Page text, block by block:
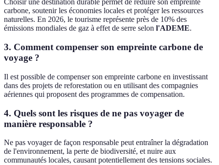
Choisir une destination durable permet de réduire son empreinte
carbone, soutenir les économies locales et protéger les ressources
naturelles. En 2026, le tourisme représente près de 10% des
émissions mondiales de gaz à effet de serre selon l'ADEME.
3. Comment compenser son empreinte carbone de
voyage ?
Il est possible de compenser son empreinte carbone en investissant
dans des projets de reforestation ou en utilisant des compagnies
aériennes qui proposent des programmes de compensation.
4. Quels sont les risques de ne pas voyager de
manière responsable ?
Ne pas voyager de façon responsable peut entraîner la dégradation
de l'environnement, la perte de biodiversité, et nuire aux
communautés locales, causant potentiellement des tensions sociales.